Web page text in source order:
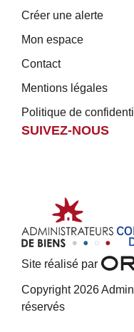
Créer une alerte
Mon espace
Contact
Mentions légales
Politique de
SUIVEZ-NOUS
Site réalisé par
Copyright 2026
réservés